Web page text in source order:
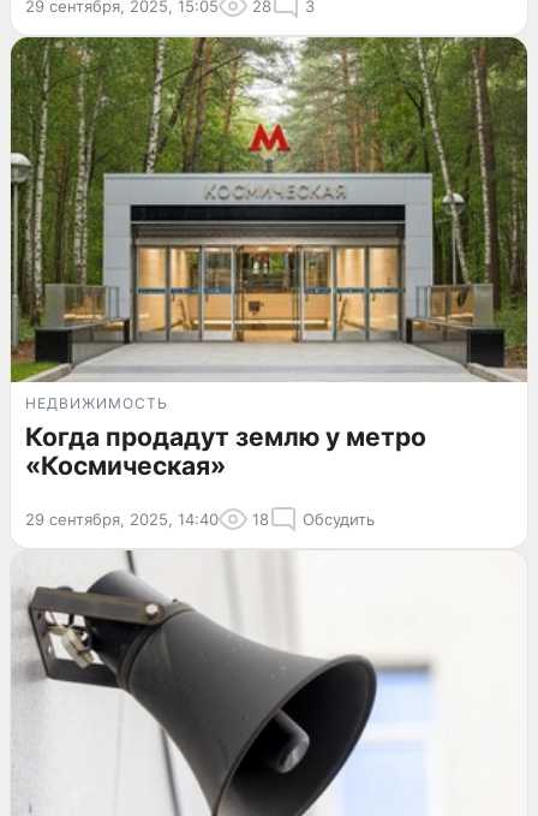
29 сентября, 2025, 15:05 28 3
НЕДВИЖИМОСТЬ
Когда продадут землю у метро
«Космическая»
29 сентября, 2025, 14:40 18 Обсудить